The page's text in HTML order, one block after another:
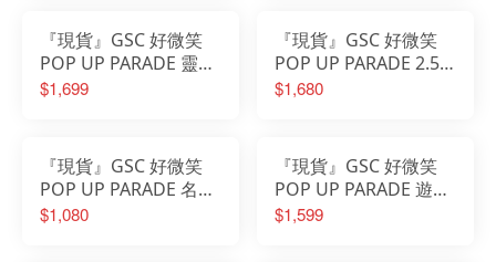
『現貨』GSC 好微笑
POP UP PARADE 靈異
教師 神眉 雪姬 L size L
$1,699
『現貨』GSC 好微笑
POP UP PARADE 2.5
次元的誘惑 莉莉艾露
$1,680
『現貨』GSC 好微笑
POP UP PARADE 名偵
探柯南 江戶川柯南
$1,080
『現貨』GSC 好微笑
POP UP PARADE 遊戲
人生 白 音樂會 演唱會
$1,599